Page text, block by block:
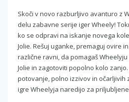
Skoči v novo razburljivo avanturo z
delu zabavne serije iger Wheely!
ko se odpravi na iskanje novega
Jolie. Rešuj uganke, premaguj ovire
različne ravni, da pomagaš
Jolie in zagotoviti popolno kolo
potovanje, polno izzivov in očarljivih
igre Wheelyja naredijo za